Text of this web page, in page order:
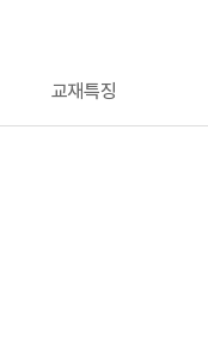
교재특징